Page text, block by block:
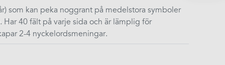
som kan peka noggrant på medelstora symboler
40 fält på varje sida och är lämplig för
2-4 nyckelordsmeningar.